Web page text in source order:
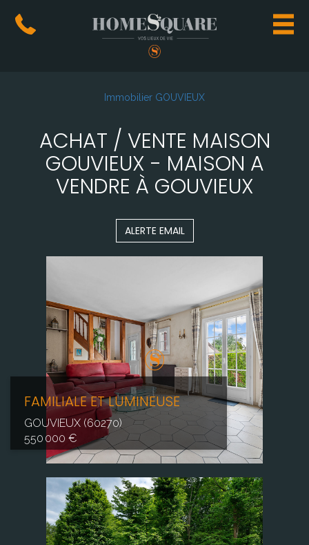
Immobilier GOUVIEUX
ACHAT / VENTE MAISON
GOUVIEUX - MAISON A
VENDRE À GOUVIEUX
ALERTE EMAIL
FAMILIALE ET LUMINEUSE
GOUVIEUX (60270)
550 000 €